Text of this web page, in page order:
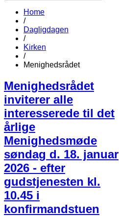
Home
/
Dagligdagen
/
Kirken
/
Menighedsrådet
Menighedsrådet
inviterer alle
interesserede til det
årlige
Menighedsmøde
søndag d. 18. januar
2026 - efter
gudstjenesten kl.
10.45 i
konfirmandstuen